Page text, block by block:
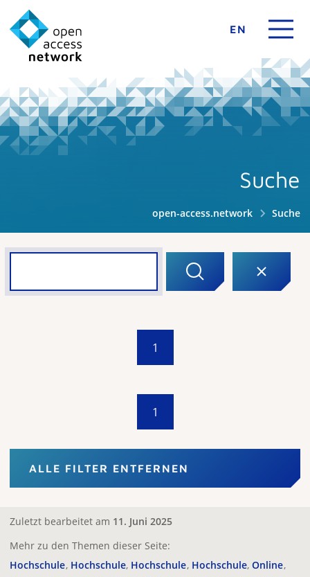
EN
Suche
open-access.network Suche
1
1
ALLE FILTER ENTFERNEN
Zuletzt bearbeitet am 11. Juni 2025
Mehr zu den Themen dieser Seite:
Hochschule Hochschule Hochschule Hochschule Online